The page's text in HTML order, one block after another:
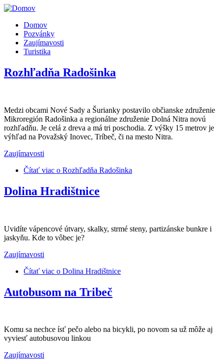
Domov
Pozvánky
Zaujímavosti
Turistika
Rozhľadňa Radošinka
Medzi obcami Nové Sady a Šurianky postavilo občianske združenie
Mikroregión Radošinka a regionálne združenie Dolná Nitra novú
rozhľadňu. Je celá z dreva a má tri poschodia. Z výšky 15 metrov je
výhľad na Považský Inovec, Tríbeč, či na mesto Nitra.
Zaujímavosti
Čítať viac o Rozhľadňa Radošinka
Dolina Hradištnice
Uvidíte vápencové útvary, skalky, strmé steny, partizánske bunkre i
jaskyňu. Kde to vôbec je?
Zaujímavosti
Čítať viac o Dolina Hradištnice
Autobusom na Tribeč
Komu sa nechce ísť pečo alebo na bicykli, po novom sa už môže aj
vyviesť autobusovou linkou
Zaujímavosti